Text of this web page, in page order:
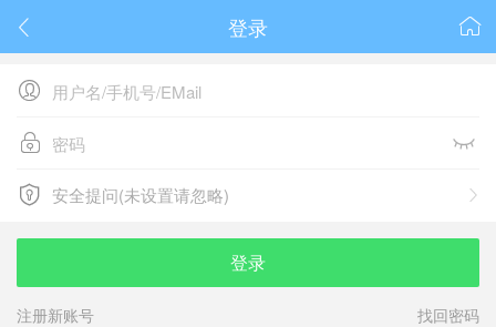
 
登录

 
 
安全提问(未设置请忽略)
安全提问(未设置请忽略)
登录
注册新账号
找回密码